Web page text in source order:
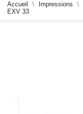
Accueil Impressions
EXV 33